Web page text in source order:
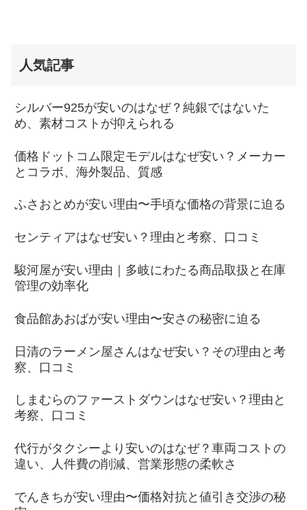
人気記事
シルバー925が安いのはなぜ？純銀ではないた
め、素材コストが抑えられる
価格ドットコム限定モデルはなぜ安い？メーカー
とコラボ、海外製品、質感
ふさおとめが安い理由〜手頃な価格の背景に迫る
センティアはなぜ安い？理由と考察、口コミ
駿河屋が安い理由｜多岐にわたる商品取扱と在庫
管理の効率化
食品館あおばが安い理由〜安さの秘密に迫る
日清のラーメン屋さんはなぜ安い？その理由と考
察、口コミ
しまむらのファーストダウンはなぜ安い？理由と
考察、口コミ
代行がタクシーより安いのはなぜ？車両コストの
違い、人件費の削減、営業形態の柔軟さ
でんきちが安い理由〜価格対抗と値引き交渉の秘